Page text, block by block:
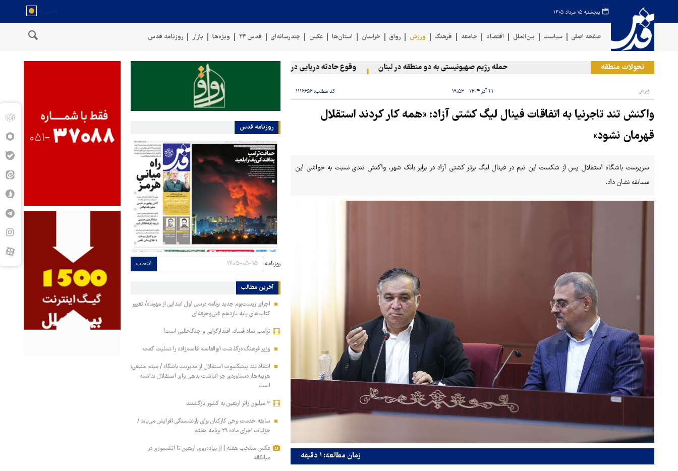
پنجشنبه ۱۵ مرداد ۱۴۰۵
صفحه اصلی سیاست بین‌الملل اقتصاد جامعه فرهنگ ورزش رواق خراسان استان‌ها عکس چندرسانه‌ای قدس ۲۴ ویژه‌ها بازار روزنامه قدس
تحولات منطقه حمله رژیم صهیونیستی به دو منطقه در لبنان وقوع حادثه دریایی در سواحل عمان سخنگوی نیروهای مسلح یمن: کشتی نفتی عربستان را با موشک بالستیک هدف قرار
ورزش ۲۱ آذر ۱۴۰۴ - ۱۹:۵۶ کد مطلب: ۱۱۱۶۶۵۶
واکنش تند تاجرنیا به اتفاقات فینال لیگ کشتی آزاد: «همه کار کردند استقلال
قهرمان نشود»
سرپرست باشگاه استقلال پس از شکست این تیم در فینال لیگ برتر کشتی آزاد در برابر بانک شهر، واکنش تندی نسبت به حواشی این
مسابقه نشان داد.
زمان مطالعه: ۱ دقیقه
روزنامه قدس
روزنامه: انتخاب
آخرین مطالب
اجرای زیست‌بوم جدید برنامه درسی اول ابتدایی از مهرماه/ تغییر
کتاب‌های پایه یازدهم فنی‌وحرفه‌ای
ترامپ نماد فساد، اقتدارگرایی و جنگ‌طلبی است!
وزیر فرهنگ درگذشت ابوالقاسم قاسم‌زاده را تسلیت گفت
انتقاد تند پیشکسوت استقلال از مدیریت باشگاه / میثم منیعی:
هزینه‌ها، دستاوردی جز انباشت بدهی برای استقلال نداشته
است
۳ میلیون زائر اربعین به کشور بازگشتند
سابقه خدمت برخی کارکنان برای بازنشستگی افزایش می‌یابد /
جزئیات اجرای ماده ۲۹ برنامه هفتم
عکس منتخب هفته | از پیاده‌روی اربعین تا آتشسوزی در
میانکاله